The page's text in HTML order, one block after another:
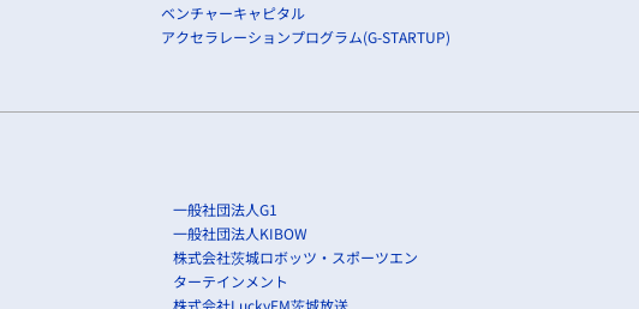
ベンチャーキャピタル
アクセラレーションプログラム(G-STARTUP)
一般社団法人G1
一般社団法人KIBOW
株式会社茨城ロボッツ・スポーツエン
ターテインメント
株式会社LuckyFM茨城放送